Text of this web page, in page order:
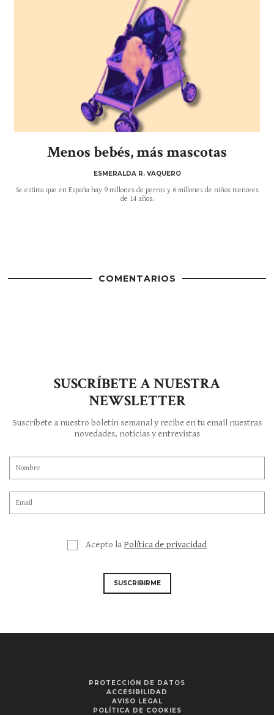
Menos bebés, más mascotas
ESMERALDA R. VAQUERO
Se estima que en España hay 9 millones de perros y 6 millones de niños menores
de 14 años.
COMENTARIOS
SUSCRÍBETE A NUESTRA
NEWSLETTER
Suscríbete a nuestro boletín semanal y recibe en tu email nuestras
novedades, noticias y entrevistas
Acepto la Política de privacidad
SUSCRIBIRME
PROTECCIÓN DE DATOS
ACCESIBILIDAD
AVISO LEGAL
POLÍTICA DE COOKIES